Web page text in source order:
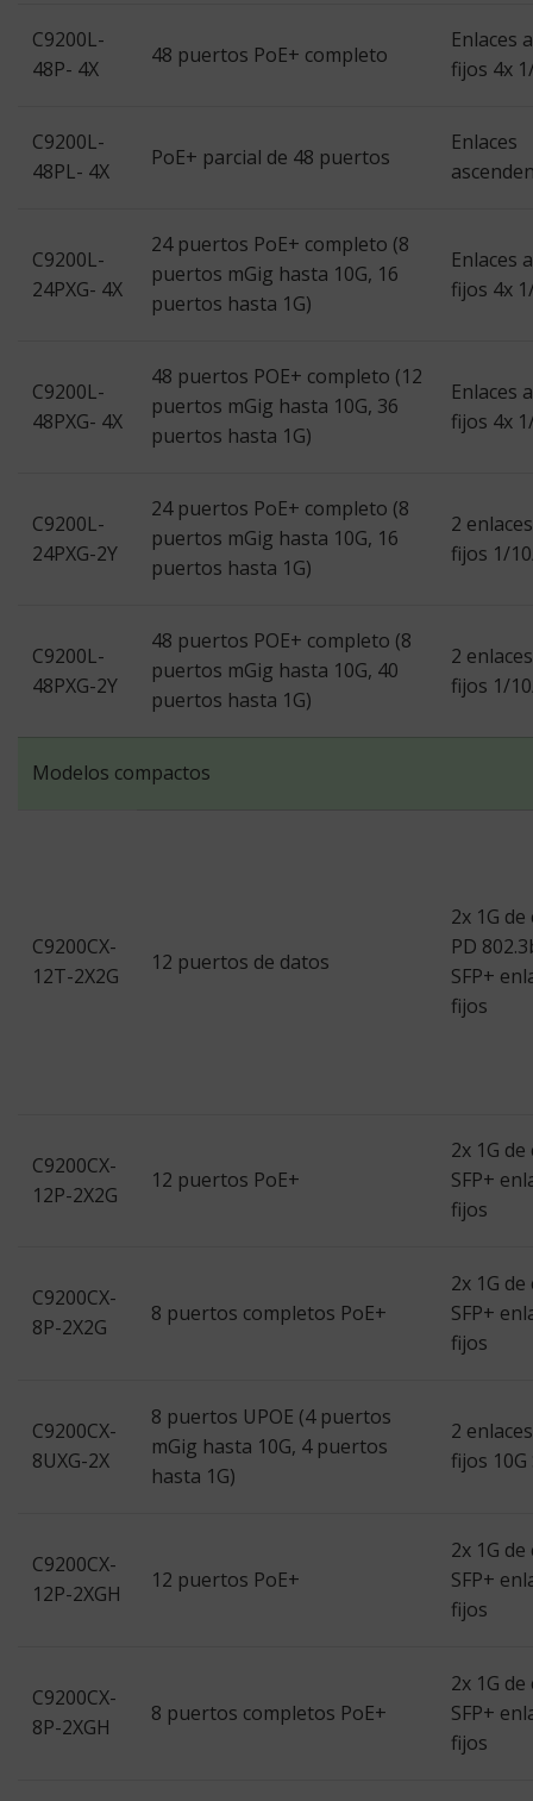
C9200L-
48P- 4X
48 puertos PoE+ completo
Enlaces
fijos 4x
C9200L-
48PL- 4X
PoE+ parcial de 48 puertos
Enlaces
C9200L-
24PXG- 4X
24 puertos PoE+ completo (8
puertos mGig hasta 10G, 16
puertos hasta 1G)
Enlaces
fijos 4x
C9200L-
48PXG- 4X
48 puertos POE+ completo (12
puertos mGig hasta 10G, 36
puertos hasta 1G)
Enlaces
fijos 4x
C9200L-
24PXG-2Y
24 puertos PoE+ completo (8
puertos mGig hasta 10G, 16
puertos hasta 1G)
2
fijos 1/
C9200L-
48PXG-2Y
48 puertos POE+ completo (8
puertos mGig hasta 10G, 40
puertos hasta 1G)
2
fijos 1/
Modelos compactos
C9200CX-
12T-2X2G
12 puertos de datos
2x 1G
PD
SFP+
fijos
C9200CX-
12P-2X2G
12 puertos PoE+
2x 1G
SFP+
fijos
C9200CX-
8P-2X2G
8 puertos completos PoE+
2x 1G
SFP+
fijos
C9200CX-
8UXG-2X
8 puertos UPOE (4 puertos
mGig hasta 10G, 4 puertos
hasta 1G)
2
fijos 10G
C9200CX-
12P-2XGH
12 puertos PoE+
2x 1G
SFP+
fijos
C9200CX-
8P-2XGH
8 puertos completos PoE+
2x 1G
SFP+
fijos